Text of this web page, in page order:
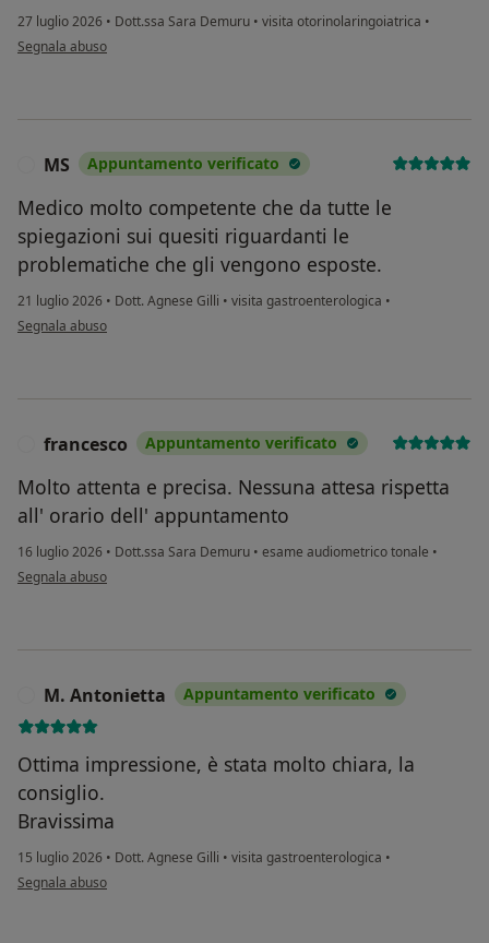
27 luglio 2026 • Dott.ssa Sara Demuru • visita otorinolaringoiatrica •
secondo l'opinione dell'utente P. C.
Segnala abuso
MS Appuntamento verificato
Medico molto competente che da tutte le
spiegazioni sui quesiti riguardanti le
problematiche che gli vengono esposte.
21 luglio 2026 • Dott. Agnese Gilli • visita gastroenterologica •
secondo l'opinione dell'utente MS
Segnala abuso
francesco Appuntamento verificato
Molto attenta e precisa. Nessuna attesa rispetta
all' orario dell' appuntamento
16 luglio 2026 • Dott.ssa Sara Demuru • esame audiometrico tonale •
secondo l'opinione dell'utente francesco
Segnala abuso
M. Antonietta Appuntamento verificato
Ottima impressione, è stata molto chiara, la
consiglio.
Bravissima
15 luglio 2026 • Dott. Agnese Gilli • visita gastroenterologica •
secondo l'opinione dell'utente M. Antonietta
Segnala abuso